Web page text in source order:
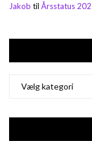
Jakob til Årsstatus